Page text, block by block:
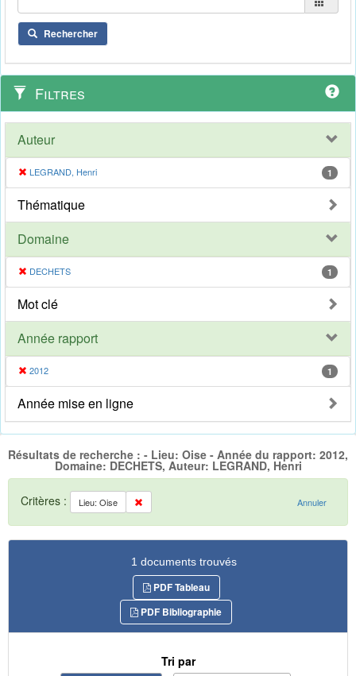
Rechercher
Filtres
Auteur
LEGRAND, Henri 1
Thématique
Domaine
DECHETS 1
Mot clé
Année rapport
2012 1
Année mise en ligne
Résultats de recherche : - Lieu: Oise - Année du rapport: 2012,
Domaine: DECHETS, Auteur: LEGRAND, Henri
Critères : Lieu: Oise Annuler
1 documents trouvés
PDF Tableau
PDF Bibliographie
Tri par